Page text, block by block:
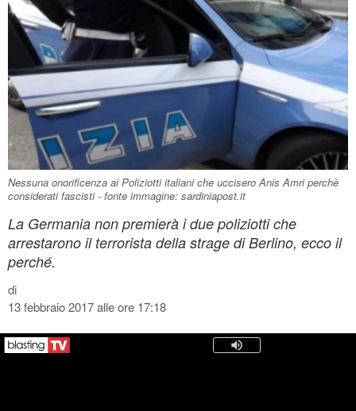
Nessuna onorificenza ai Poliziotti italiani che uccisero Anis Amri perchè
considerati fascisti - fonte immagine: sardiniapost.it
La Germania non premierà i due poliziotti che
arrestarono il terrorista della strage di Berlino, ecco il
perché.
di
13 febbraio 2017 alle ore 17:18